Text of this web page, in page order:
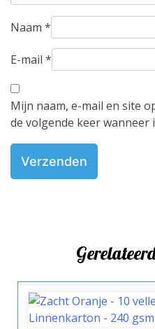
Naam *
E-mail *
Mijn naam, e-mail en site
de volgende keer wanneer